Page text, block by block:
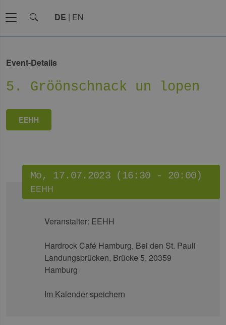
DE EN
Event-Details
5. Gröönschnack un lopen
EEHH
Mo, 17.07.2023 (16:30 - 20:00)
EEHH
Veranstalter: EEHH
Hardrock Café Hamburg, Bei den St. Pauli
Landungsbrücken, Brücke 5, 20359
Hamburg
Im Kalender speichern